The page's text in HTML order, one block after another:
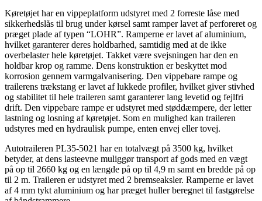
Køretøjet har en vippeplatform udstyret med 2 forreste låse med
sikkerhedslås til brug under kørsel samt ramper lavet af perforeret og
præget plade af typen “LOHR”. Ramperne er lavet af aluminium,
hvilket garanterer deres holdbarhed, samtidig med at de ikke
overbelaster hele køretøjet. Takket være svejsningen har den en
holdbar krop og ramme. Dens konstruktion er beskyttet mod
korrosion gennem varmgalvanisering. Den vippebare rampe og
trailerens trækstang er lavet af lukkede profiler, hvilket giver stivhed
og stabilitet til hele traileren samt garanterer lang levetid og fejlfri
drift. Den vippebare rampe er udstyret med støddæmpere, der letter
lastning og losning af køretøjet. Som en mulighed kan traileren
udstyres med en hydraulisk pumpe, enten envej eller tovej.
Autotraileren PL35-5021 har en totalvægt på 3500 kg, hvilket
betyder, at dens lasteevne muliggør transport af gods med en vægt
på op til 2660 kg og en længde på op til 4,9 m samt en bredde på op
til 2 m. Traileren er udstyret med 2 bremseaksler. Ramperne er lavet
af 4 mm tykt aluminium og har præget huller beregnet til fastgørelse